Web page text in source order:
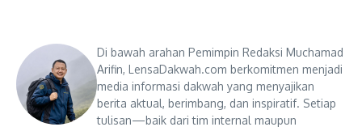
Di bawah arahan Pemimpin Redaksi Muchamad
Arifin, LensaDakwah.com berkomitmen menjadi
media informasi dakwah yang menyajikan
berita aktual, berimbang, dan inspiratif. Setiap
tulisan—baik dari tim internal maupun